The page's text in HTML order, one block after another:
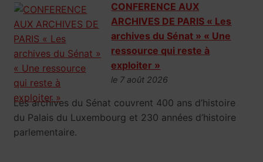
CONFERENCE AUX
ARCHIVES DE PARIS « Les
archives du Sénat » « Une
ressource qui reste à
exploiter »
le 7 août 2026
Les archives du Sénat couvrent 400 ans d’histoire
du Palais du Luxembourg et 230 années d’histoire
parlementaire.